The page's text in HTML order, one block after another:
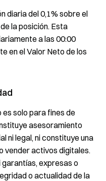
diaria del 0,1% sobre el
la posición. Esta
a las 00:00
en el Valor Neto de los
solo para fines de
asesoramiento
ni legal, ni constituye una
vender activos digitales.
expresas o
o actualidad de la